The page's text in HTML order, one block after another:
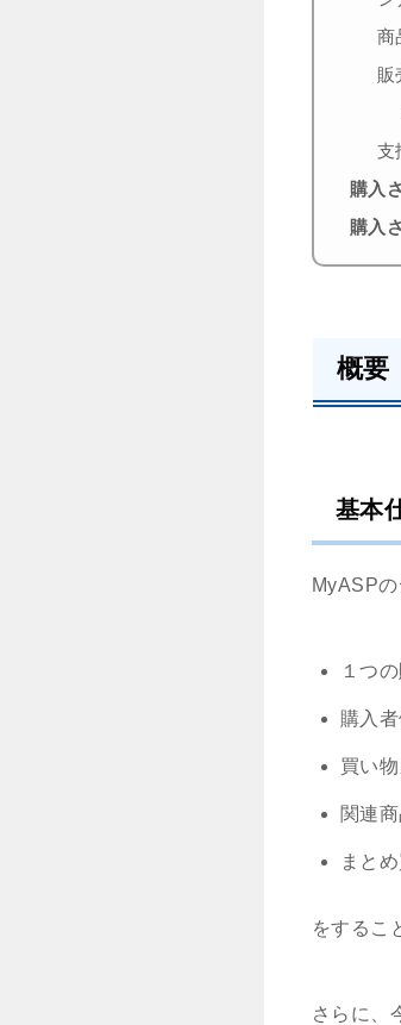
商
販
支
購入
購入
概要
基本
MyASP
１つ
購入
買い
関連
まと
をするこ
さらに、